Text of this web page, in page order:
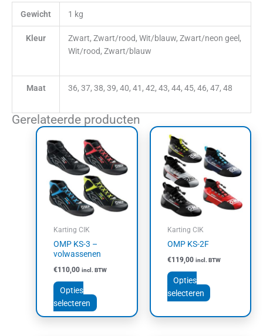
Gewicht 1 kg
Kleur
Zwart, Zwart/rood, Wit/blauw, Zwart/neon geel,
Wit/rood, Zwart/blauw
Maat 36, 37, 38, 39, 40, 41, 42, 43, 44, 45, 46, 47, 48
Gerelateerde producten
Karting CIK
OMP KS-3 –
volwassenen
€110,00 incl. BTW
Opties
selecteren
product
heeft
meerdere
variaties.
Deze
optie
de
Karting CIK
OMP KS-2F
€119,00 incl. BTW
Opties
selecteren
product
heeft
meerdere
variaties.
Deze
optie
op